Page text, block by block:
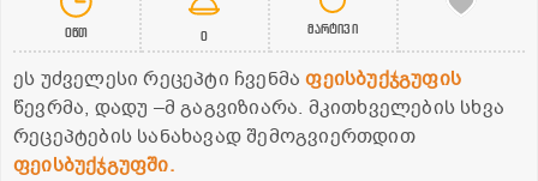
0წთ 0 მარტივი
ეს უძველესი რეცეპტი ჩვენმაფეისბუქჯგუფის
წევრმა, დადუ –მ გაგვიზიარა. მკითხველების სხვა
რეცეპტების სანახავად შემოგვიერთდით
ფეისბუქჯგუფში.